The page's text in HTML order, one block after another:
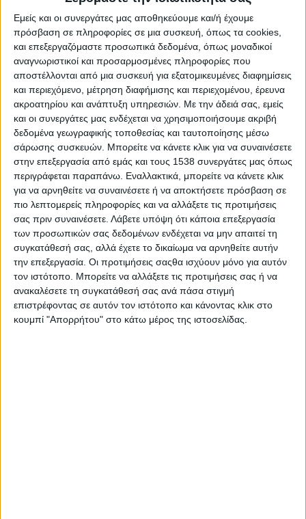
Εμείς και οι συνεργάτες μας αποθηκεύουμε και/ή έχουμε
πρόσβαση σε πληροφορίες σε μια συσκευή, όπως τα cookies,
και επεξεργαζόμαστε προσωπικά δεδομένα, όπως μοναδικοί
αναγνωριστικοί και προσαρμοσμένες πληροφορίες που
αποστέλλονται από μια συσκευή για εξατομικευμένες διαφημίσεις
και περιεχόμενο, μέτρηση διαφήμισης και περιεχομένου, έρευνα
ακροατηρίου και ανάπτυξη υπηρεσιών. Με την άδειά σας, εμείς
και οι συνεργάτες μας ενδέχεται να χρησιμοποιήσουμε ακριβή
δεδομένα γεωγραφικής τοποθεσίας και ταυτοποίησης μέσω
σάρωσης συσκευών. Μπορείτε να κάνετε κλικ για να συναινέσετε
στην επεξεργασία από εμάς και τους 1538 συνεργάτες μας όπως
περιγράφεται παραπάνω. Εναλλακτικά, μπορείτε να κάνετε κλικ
για να αρνηθείτε να συναινέσετε ή να αποκτήσετε πρόσβαση σε
πιο λεπτομερείς πληροφορίες και να αλλάξετε τις προτιμήσεις
σας πριν συναινέσετε. Λάβετε υπόψη ότι κάποια επεξεργασία
των προσωπικών σας δεδομένων ενδέχεται να μην απαιτεί τη
συγκατάθεσή σας, αλλά έχετε το δικαίωμα να αρνηθείτε αυτήν
την επεξεργασία. Οι προτιμήσεις σαςθα ισχύουν μόνο για αυτόν
τον ιστότοπο. Μπορείτε να αλλάξετε τις προτιμήσεις σας ή να
ανακαλέσετε τη συγκατάθεσή σας ανά πάσα στιγμή
επιστρέφοντας σε αυτόν τον ιστότοπο και κάνοντας κλικ στο
κουμπί "Απορρήτου" στο κάτω μέρος της ιστοσελίδας.
Αρχική
Το Φεστιβάλ
Διοργανωτής
ΑΘΗΝΑ
ΘΕΣΣΑΛΟΝΙΚΗ
E-shop
Προηγούμενες Εκδηλώσεις
Athens #JobFestival 2026
Thessaloniki #JobFestival 2025